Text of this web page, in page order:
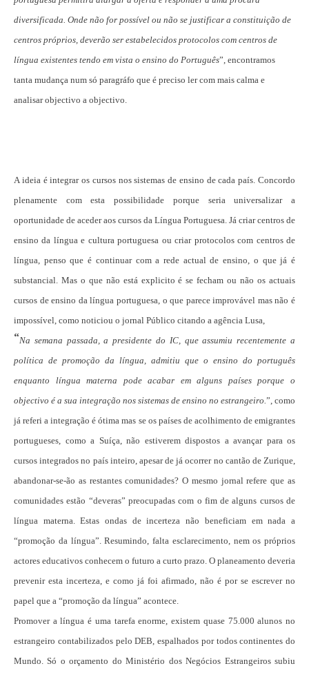
diversificada. Onde não for possível ou não se justificar a constituição de
centros próprios, deverão ser estabelecidos protocolos com centros de
língua existentes tendo em vista o ensino do Português”, encontramos
tanta mudança num só paragráfo que é preciso ler com mais calma e
analisar objectivo a objectivo.
A ideia é integrar os cursos nos sistemas de ensino de cada país. Concordo
plenamente com esta possibilidade porque seria universalizar a
oportunidade de aceder aos cursos da Língua Portuguesa. Já criar centros de
ensino da língua e cultura portuguesa ou criar protocolos com centros de
língua, penso que é continuar com a rede actual de ensino, o que já é
substancial. Mas o que não está explicito é se fecham ou não os actuais
cursos de ensino da língua portuguesa, o que parece improvável mas não é
impossível, como noticiou o jornal Público citando a agência Lusa,
“Na semana passada, a presidente do IC, que assumiu recentemente a
política de promoção da língua, admitiu que o ensino do português
enquanto língua materna pode acabar em alguns países porque o
objectivo é a sua integração nos sistemas de ensino no estrangeiro.”, como
já referi a integração é ótima mas se os países de acolhimento de emigrantes
portugueses, como a Suíça, não estiverem dispostos a avançar para os
cursos integrados no país inteiro, apesar de já ocorrer no cantão de Zurique,
abandonar-se-ão as restantes comunidades? O mesmo jornal refere que as
comunidades estão “deveras” preocupadas com o fim de alguns cursos de
língua materna. Estas ondas de incerteza não beneficiam em nada a
“promoção da língua”. Resumindo, falta esclarecimento, nem os próprios
actores educativos conhecem o futuro a curto prazo. O planeamento deveria
prevenir esta incerteza, e como já foi afirmado, não é por se escrever no
papel que a “promoção da língua” acontece.
Promover a língua é uma tarefa enorme, existem quase 75.000 alunos no
estrangeiro contabilizados pelo DEB, espalhados por todos continentes do
Mundo. Só o orçamento do Ministério dos Negócios Estrangeiros subiu